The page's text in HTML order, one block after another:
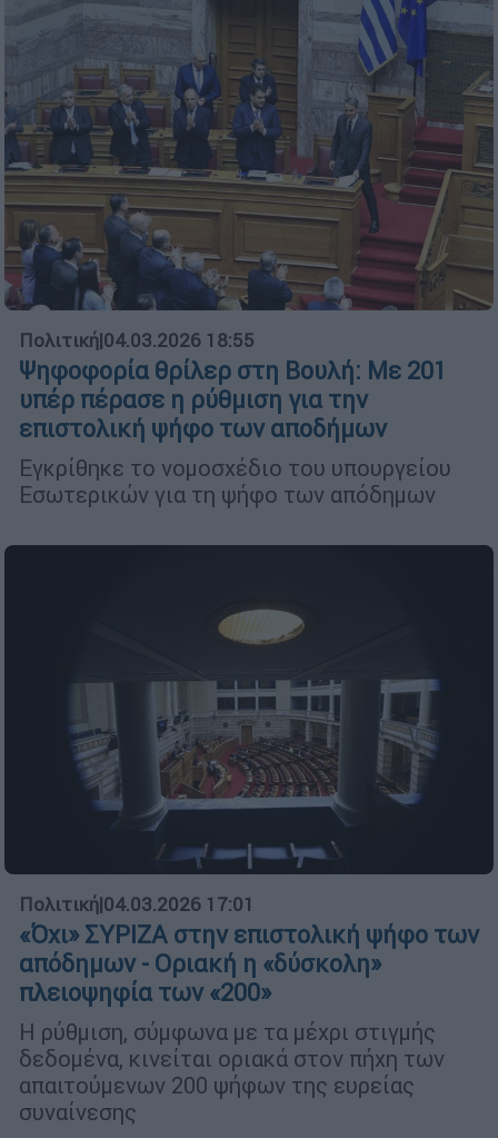
Πολιτική|04.03.2026 18:55
Ψηφοφορία θρίλερ στη Βουλή: Με 201
υπέρ πέρασε η ρύθμιση για την
επιστολική ψήφο των αποδήμων
Εγκρίθηκε το νομοσχέδιο του υπουργείου
Εσωτερικών για τη ψήφο των απόδημων
Πολιτική|04.03.2026 17:01
«Όχι» ΣΥΡΙΖΑ στην επιστολική ψήφο των
απόδημων - Οριακή η «δύσκολη»
πλειοψηφία των «200»
Η ρύθμιση, σύμφωνα με τα μέχρι στιγμής
δεδομένα, κινείται οριακά στον πήχη των
απαιτούμενων 200 ψήφων της ευρείας
συναίνεσης